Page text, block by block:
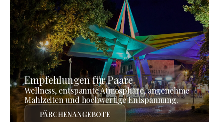
Empfehlungen für Paare
Wellness, entspannte Atmosphäre, angenehme
Mahlzeiten und hochwertige Entspannung.
PÄRCHENANGEBOTE